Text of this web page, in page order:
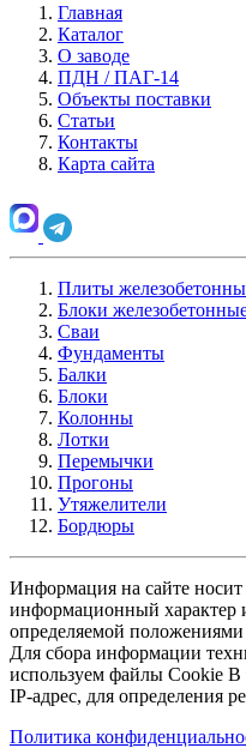
Главная
Каталог
О заводе
ПДН / ПАГ-14
Объекты поставки
Статьи
Контакты
Карта сайта
Плиты
Блоки
Сваи
Фундаменты
Балки
Блоки
Колонны
Лотки
Перемычки
Прогоны
Утяжелители
Бордюры
Информация на сайте
информационный характер
определяемой положениями
Для сбора информации
используем файлы Cookie
IP-адрес, для определения
Политика